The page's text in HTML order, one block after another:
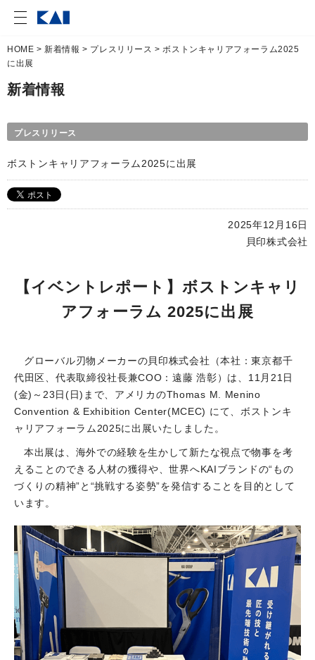
HOME >新着情報 > プレスリリース > ボストンキャリアフォーラム2025
に出展
新着情報
プレスリリース
ボストンキャリアフォーラム2025に出展
2025年12月16日
貝印株式会社
【イベントレポート】ボストンキャリ
アフォーラム 2025に出展
グローバル刃物メーカーの貝印株式会社（本社：東京都千
代田区、代表取締役社長兼COO：遠藤 浩彰）は、11月21日
(金)～23日(日)まで、アメリカのThomas M. Menino
Convention & Exhibition Center(MCEC) にて、ボストンキ
ャリアフォーラム2025に出展いたしました。
本出展は、海外での経験を生かして新たな視点で物事を考
えることのできる人材の獲得や、世界へKAIブランドの“もの
づくりの精神”と“挑戦する姿勢”を発信することを目的として
います。